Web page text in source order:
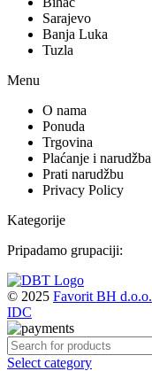
Sarajevo
Banja Luka
Tuzla
Menu
O nama
Ponuda
Trgovina
Plaćanje i narudžba
Prati narudžbu
Privacy Policy
Kategorije
Pripadamo grupaciji:
© 2025 Favorit BH d.o.o.
IDC
Select category